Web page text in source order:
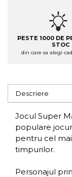
PESTE 1000 DE
STOC
din care sa alegi
Descriere
Jocul Super
populare
pentru cel
timpurilor.
Personajul